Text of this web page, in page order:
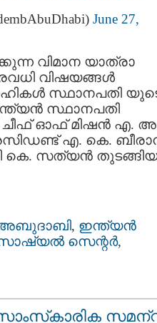
June 27,
വിമാന യാത്രാ
വിഷയങ്ങള്‍
സ്ഥാനപതി
സ്ഥാനപതി
ചീഫ് ഓഫ് മിഷന്‍ എ.
എ. കെ.
കെ. സത്യന്‍
, ഇന്ത്യന്‍
സെന്റര്‍,